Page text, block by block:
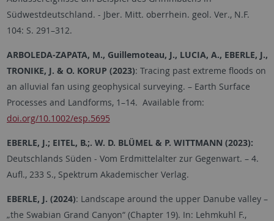
Südwestdeutschland. - Jber. Mitt. oberrhein. geol. Ver., N.F.
104: S. 291–312.
ARBOLEDA-ZAPATA, M., Guillemoteau, J., LUCIA, A., EBERLE, J.,
TRONIKE, J. & O. KORUP (2023): Tracing past extreme floods on
an alluvial fan using geophysical surveying. – Earth Surface
Processes and Landforms, 1–14. Available from:
doi.org/10.1002/esp.5695
EBERLE, J.; EITEL, B.;. W. D. BLÜMEL & P. WITTMANN (2023):
Deutschlands Süden - Vom Erdmittelalter zur Gegenwart. – 4.
Aufl., 233 S., Spektrum Akademischer Verlag.
EBERLE, J. (2024): Landscape around the upper Danube valley –
„the Swabian Grand Canyon“ (Chapter 19). In: Lehmkuhl F.,